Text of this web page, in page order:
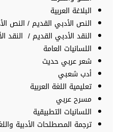
البلاغة العربية
النص الأدبي القديم / النص
النقد الأدبي القديم / النقد
اللسانيات العامة
شعر عربي حديث
أدب شعبي
تعليمية اللغة العربية
مسرح عربي
اللسانيات التطبيقية
ترجمة المصطلحات الأدبية